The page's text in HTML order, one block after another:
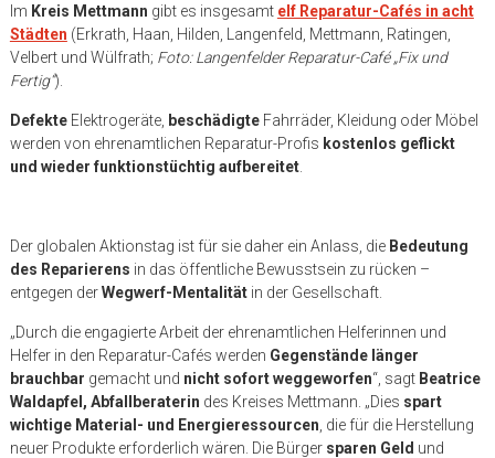
Im Kreis Mettmann gibt es insgesamt elf Reparatur-Cafés in acht
Städten (Erkrath, Haan, Hilden, Langenfeld, Mettmann, Ratingen,
Velbert und Wülfrath; Foto: Langenfelder Reparatur-Café „Fix und
Fertig“).
DefekteElektrogeräte, beschädigteFahrräder, Kleidung oder Möbel
werden von ehrenamtlichen Reparatur-Profis kostenlos geflickt
und wieder funktionstüchtig aufbereitet.
Der globalen Aktionstag ist für sie daher ein Anlass, die Bedeutung
des Reparierens in das öffentliche Bewusstsein zu rücken –
entgegen derWegwerf-Mentalitätin der Gesellschaft.
„Durch die engagierte Arbeit der ehrenamtlichen Helferinnen und
Helfer in den Reparatur-Cafés werden Gegenstände länger
brauchbar gemacht und nicht sofort weggeworfen“, sagt Beatrice
Waldapfel, Abfallberaterin des Kreises Mettmann. „Dies spart
wichtige Material- und Energieressourcen , die für die Herstellung
neuer Produkte erforderlich wären. Die Bürger sparen Geld und